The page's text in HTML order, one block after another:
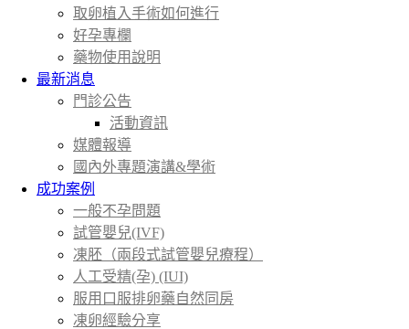
取卵植入手術如何進行
好孕專欄
藥物使用說明
最新消息
門診公告
活動資訊
媒體報導
國內外專題演講&學術
成功案例
一般不孕問題
試管嬰兒(IVF)
凍胚（兩段式試管嬰兒療程）
人工受精(孕) (IUI)
服用口服排卵藥自然同房
凍卵經驗分享